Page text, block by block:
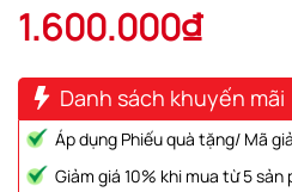
1.600.000₫
Danh sách khuyến mãi
Áp dụng Phiếu quà tặng/ Mã
Giảm giá 10% khi mua từ 5 sản